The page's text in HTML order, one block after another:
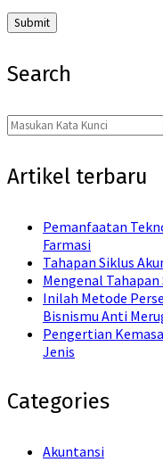
Search
Search
for:
Artikel terbaru
Pemanfaatan
Farmasi
Tahapan Siklus
Mengenal
Inilah Metode
Bisnismu Anti
Pengertian
Jenis
Categories
Akuntansi